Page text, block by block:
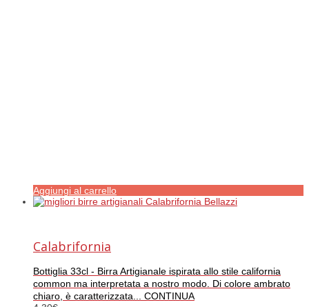
Aggiungi al carrello
Calabrifornia
Bottiglia 33cl - Birra Artigianale ispirata allo stile california
common ma interpretata a nostro modo. Di colore ambrato
chiaro, è caratterizzata... CONTINUA